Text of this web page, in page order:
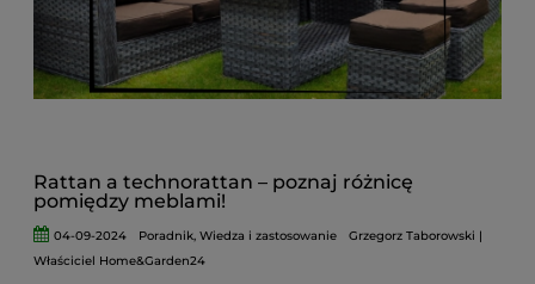
Rattan a technorattan – poznaj różnicę
pomiędzy meblami!
04-09-2024 Poradnik,Wiedza i zastosowanie
Grzegorz Taborowski |
Właściciel Home&Garden24